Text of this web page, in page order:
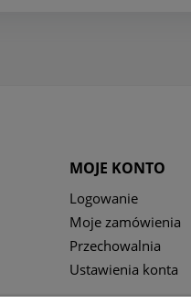
MOJE KONTO
Logowanie
Moje zamówienia
Przechowalnia
Ustawienia konta